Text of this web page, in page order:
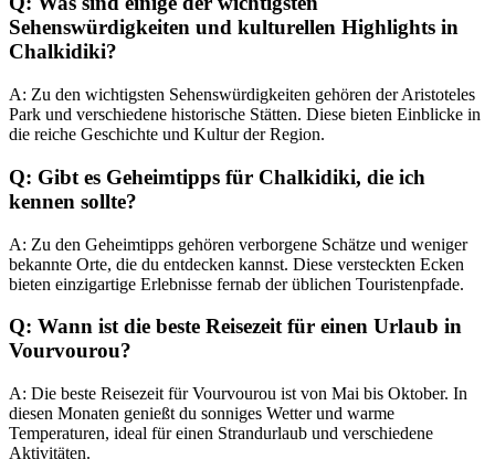
Sehenswürdigkeiten und kulturellen Highlights in
Chalkidiki?
A: Zu den wichtigsten Sehenswürdigkeiten gehören der Aristoteles
Park und verschiedene historische Stätten. Diese bieten Einblicke in
die reiche Geschichte und Kultur der Region.
Q: Gibt es Geheimtipps für Chalkidiki, die ich
kennen sollte?
A: Zu den Geheimtipps gehören verborgene Schätze und weniger
bekannte Orte, die du entdecken kannst. Diese versteckten Ecken
bieten einzigartige Erlebnisse fernab der üblichen Touristenpfade.
Q: Wann ist die beste Reisezeit für einen Urlaub in
Vourvourou?
A: Die beste Reisezeit für Vourvourou ist von Mai bis Oktober. In
diesen Monaten genießt du sonniges Wetter und warme
Temperaturen, ideal für einen Strandurlaub und verschiedene
Aktivitäten.